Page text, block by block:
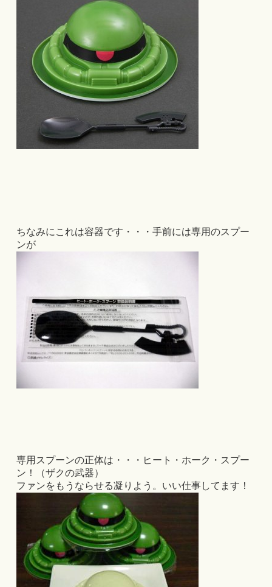
ちなみにこれは容器です・・・手前には専用のスプー
ンが
専用スプーンの正体は・・・ヒート・ホーク・スプー
ン！（ザクの武器）
ファンをもうならせる凝りよう。いい仕事してます！